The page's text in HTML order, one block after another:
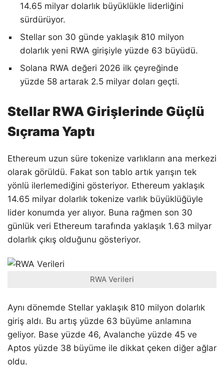
14.65 milyar dolarlık büyüklükle liderliğini
sürdürüyor.
Stellar son 30 günde yaklaşık 810 milyon
dolarlık yeni RWA girişiyle yüzde 63 büyüdü.
Solana RWA değeri 2026 ilk çeyreğinde
yüzde 58 artarak 2.5 milyar doları geçti.
Stellar RWA Girişlerinde Güçlü
Sıçrama Yaptı
Ethereum uzun süre tokenize varlıkların ana merkezi
olarak görüldü. Fakat son tablo artık yarışın tek
yönlü ilerlemediğini gösteriyor. Ethereum yaklaşık
14.65 milyar dolarlık tokenize varlık büyüklüğüyle
lider konumda yer alıyor. Buna rağmen son 30
günlük veri Ethereum tarafında yaklaşık 1.63 milyar
dolarlık çıkış olduğunu gösteriyor.
RWA Verileri
Aynı dönemde Stellar yaklaşık 810 milyon dolarlık
giriş aldı. Bu artış yüzde 63 büyüme anlamına
geliyor. Base yüzde 46, Avalanche yüzde 45 ve
Aptos yüzde 38 büyüme ile dikkat çeken diğer ağlar
oldu.